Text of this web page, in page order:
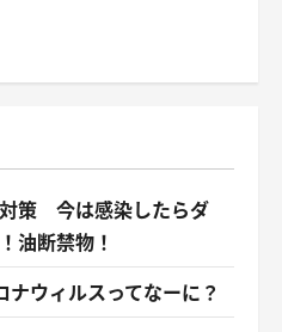
策 今は感染したらダ
油断禁物！
ウィルスってなーに？